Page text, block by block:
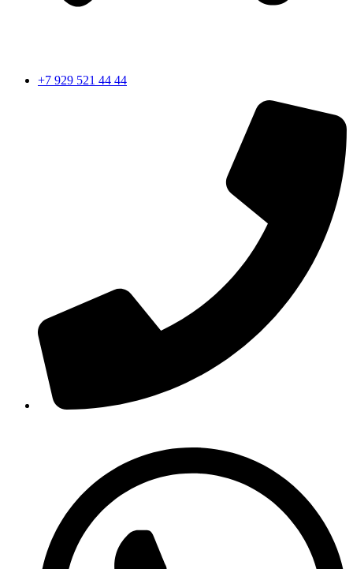
+7 929 521 44 44